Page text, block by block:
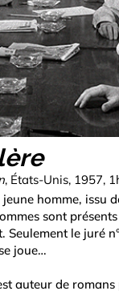
, États-Unis, 1957,
homme, issu
sont
Seulement le juré
joue…
auteur de